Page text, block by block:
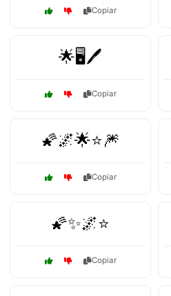
Copiar
🌟🖥️🖊️
Copiar
🌠🌌🌟⭐🎆
Copiar
🌠✨🌌⭐
Copiar